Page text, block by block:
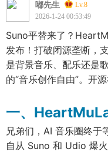
嘟先生
Lv.8
2026-1-24 00:53:49
Suno平替来了？
发布！打破闭源垄断，
是背景音乐、配乐还是
的“音乐创作自由”。开
一、
兄弟们，AI 音乐圈终于
自从 Suno 和 Udio 爆